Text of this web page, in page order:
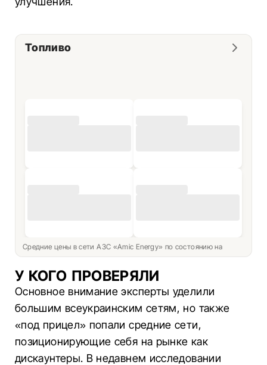
Топливо
Средние цены в сети АЗС «Amic Energy» по состоянию на
У КОГО ПРОВЕРЯЛИ
Основное внимание эксперты уделили
большим всеукраинским сетям, но также
«под прицел» попали средние сети,
позиционирующие себя на рынке как
дискаунтеры. В недавнем исследовании